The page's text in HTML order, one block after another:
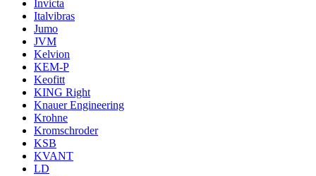
Invicta
Italvibras
Jumo
JVM
Kelvion
KEM-P
Keofitt
KING Right
Knauer Engineering
Krohne
Kromschroder
KSB
KVANT
LD